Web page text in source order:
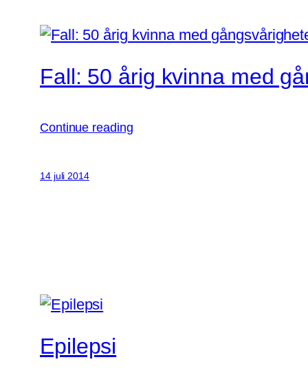
Fall: 50 årig kvinna med
Continue reading
14 juli 2014
Epilepsi